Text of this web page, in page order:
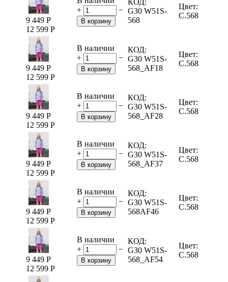
9 449 Р
12 599 Р
+
−
В корзину
G30 W51S-
568
Цвет:
C.568
9 449 Р
12 599 Р
В наличии
+
−
В корзину
КОД:
G30 W51S-
568_AF18
Цвет:
C.568
9 449 Р
12 599 Р
В наличии
+
−
В корзину
КОД:
G30 W51S-
568_AF28
Цвет:
C.568
9 449 Р
12 599 Р
В наличии
+
−
В корзину
КОД:
G30 W51S-
568_AF37
Цвет:
C.568
9 449 Р
12 599 Р
В наличии
+
−
В корзину
КОД:
G30 W51S-
568AF46
Цвет:
C.568
9 449 Р
12 599 Р
В наличии
+
−
В корзину
КОД:
G30 W51S-
568_AF54
Цвет:
C.568